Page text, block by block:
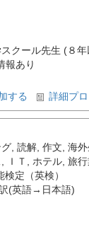
クール先生 (８
報あり
する 詳細プ
グ, 読解, 作文 海
ＩＴ ホテル, 旅
定（英検）
(英語→日本語)